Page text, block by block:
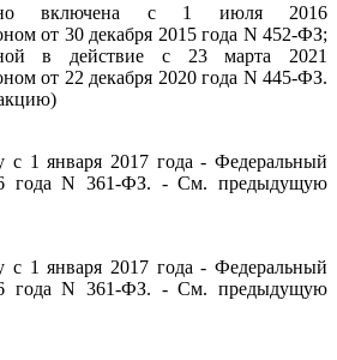
включена с 1 июля 2016
от 30 декабря 2015 года N 452-ФЗ;
в действие с 23 марта 2021
от 22 декабря 2020 года N 445-ФЗ.
с 1 января 2017 года - Федеральный
года N 361-ФЗ. - См. предыдущую
с 1 января 2017 года - Федеральный
года N 361-ФЗ. - См. предыдущую